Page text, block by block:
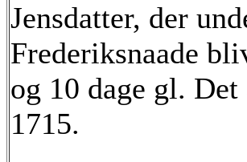
Jensdatter, der
Frederiksnaade
og 10 dage gl.
1715.